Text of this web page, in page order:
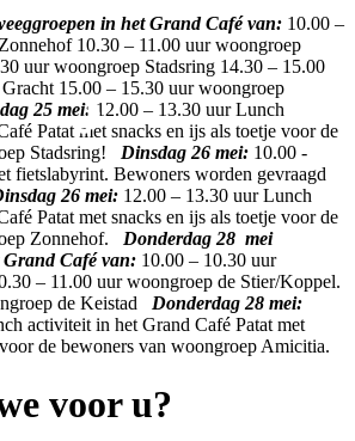
in het Grand Café van: 10.00 –
10.30 – 11.00 uur woongroep
uur woongroep Stadsring 14.30 – 15.00
15.00 – 15.30 uur woongroep
25 mei: 12.00 – 13.30 uur Lunch
Patat met snacks en ijs als toetje voor de
Stadsring! Dinsdag 26 mei: 10.00 -
fietslabyrint. Bewoners worden gevraagd
26 mei: 12.00 – 13.30 uur Lunch
Patat met snacks en ijs als toetje voor de
Zonnehof. Donderdag 28 mei
Grand Café van: 10.00 – 10.30 uur
– 11.00 uur woongroep de Stier/Koppel.
de Keistad Donderdag 28 mei:
activiteit in het Grand Café Patat met
de bewoners van woongroep Amicitia.
voor u?